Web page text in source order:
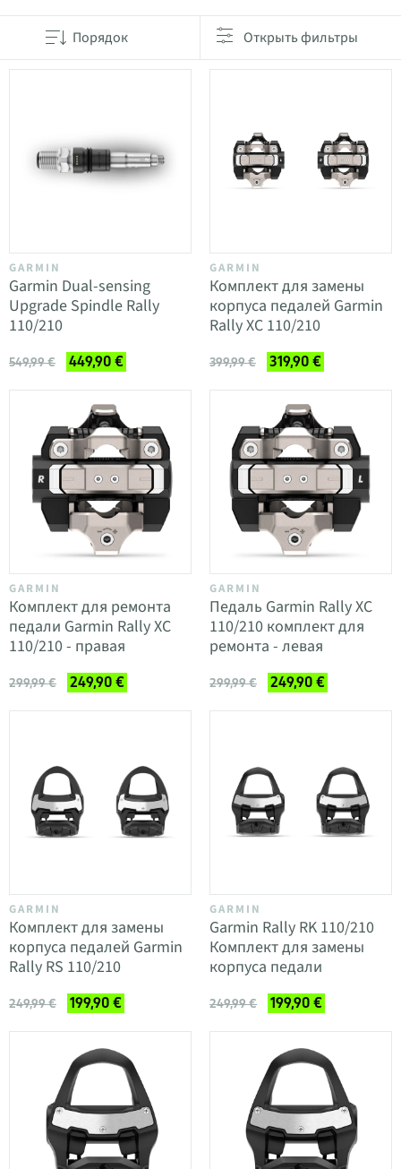
Порядок Открыть фильтры
GARMIN
Garmin Dual-sensing
Upgrade Spindle Rally
110/210
549,99 € 449,90 €
GARMIN
Комплект для замены
корпуса педалей Garmin
Rally XC 110/210
399,99 € 319,90 €
GARMIN
Комплект для ремонта
педали Garmin Rally XC
110/210 - правая
299,99 € 249,90 €
GARMIN
Педаль Garmin Rally XC
110/210 комплект для
ремонта - левая
299,99 € 249,90 €
GARMIN
Комплект для замены
корпуса педалей Garmin
Rally RS 110/210
249,99 € 199,90 €
GARMIN
Garmin Rally RK 110/210
Комплект для замены
корпуса педали
249,99 € 199,90 €